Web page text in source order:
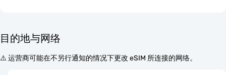
目的地与网络
⚠️ 运营商可能在不另行通知的情况下更改 eSIM 所连接的网络。